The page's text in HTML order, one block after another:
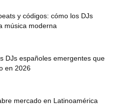
y códigos: cómo los DJs
música moderna
DJs españoles emergentes que
en 2026
mercado en Latinoamérica